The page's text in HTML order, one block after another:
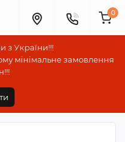
з України!!!
мінімальне замовлення
0